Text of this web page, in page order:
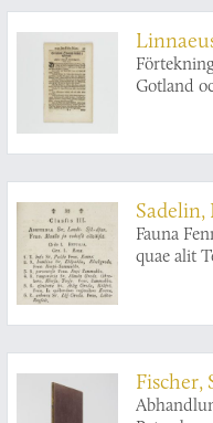
Gotland
Sadelin,
Fauna
quae alit
Joachim.
In audit.
Fischer,